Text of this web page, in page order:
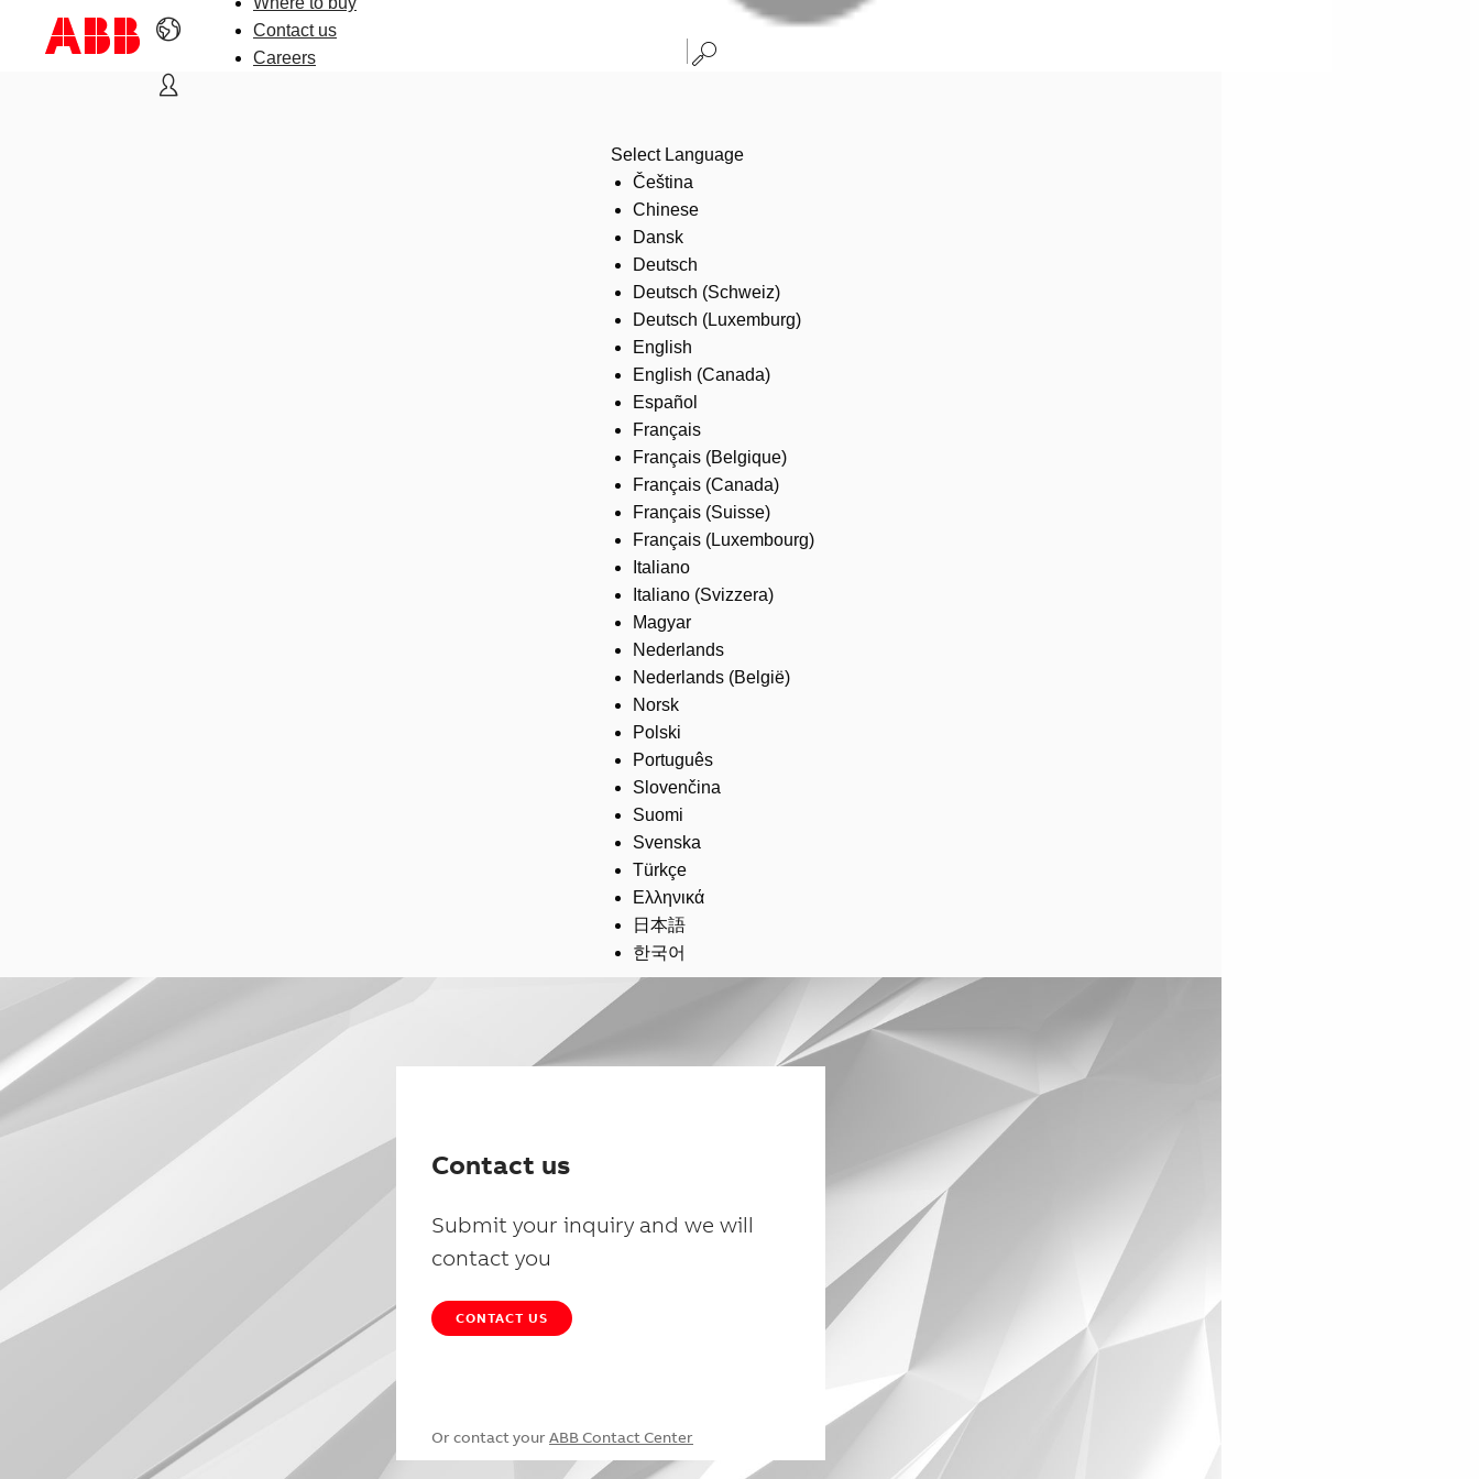
Contact us
Careers
Select Language
Čeština
Chinese
Dansk
Deutsch
Deutsch (Schweiz)
Deutsch (Luxemburg)
English
English (Canada)
Español
Français
Français (Belgique)
Français (Canada)
Français (Suisse)
Français (Luxembourg)
Italiano
Italiano (Svizzera)
Magyar
Nederlands
Nederlands (België)
Norsk
Polski
Português
Slovenčina
Suomi
Svenska
Türkçe
Ελληνικά
日本語
한국어
Contact us
Submit your inquiry and we will
contact you
CONTACT US
Or contact your ABB Contact Center